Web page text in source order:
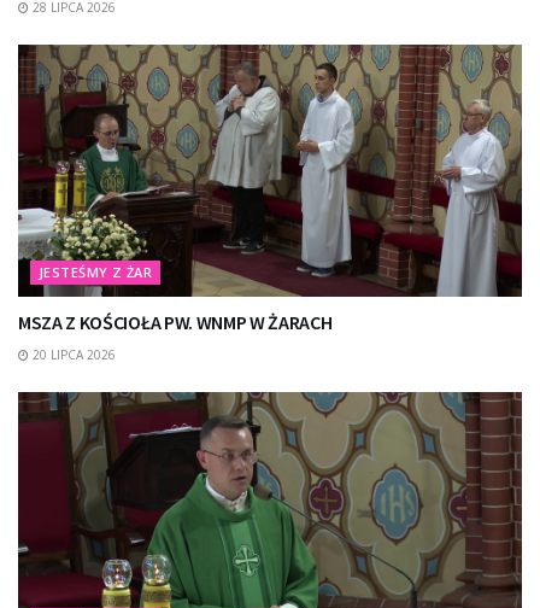
28 LIPCA 2026
JESTEŚMY Z ŻAR
MSZA Z KOŚCIOŁA PW. WNMP W ŻARACH
20 LIPCA 2026